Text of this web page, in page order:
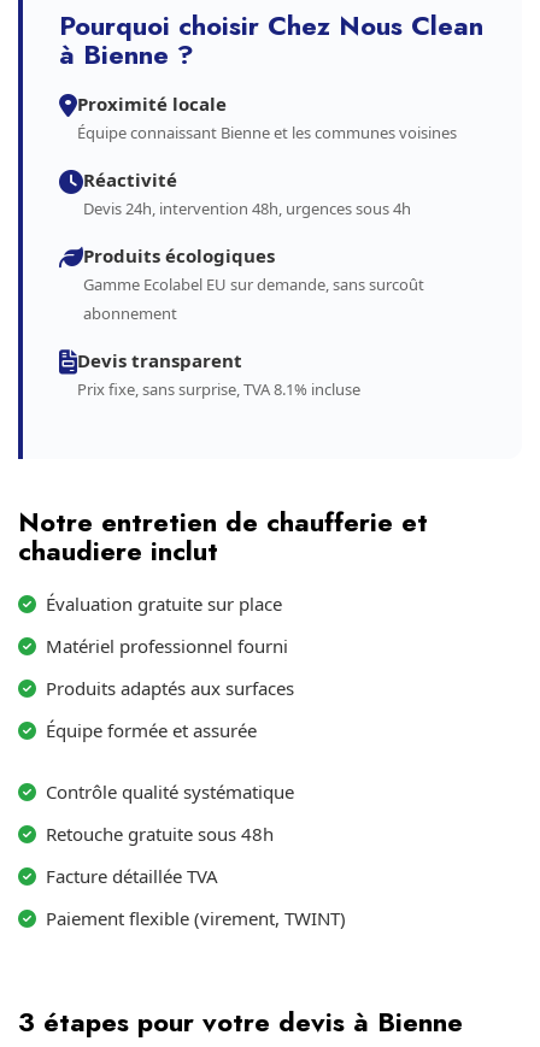
Pourquoi choisir Chez Nous Clean
à Bienne ?
Proximité locale
Équipe connaissant Bienne et les communes voisines
Réactivité
Devis 24h, intervention 48h, urgences sous 4h
Produits écologiques
Gamme Ecolabel EU sur demande, sans surcoût
abonnement
Devis transparent
Prix fixe, sans surprise, TVA 8.1% incluse
Notre entretien de chaufferie et
chaudiere inclut
Évaluation gratuite sur place
Matériel professionnel fourni
Produits adaptés aux surfaces
Équipe formée et assurée
Contrôle qualité systématique
Retouche gratuite sous 48h
Facture détaillée TVA
Paiement flexible (virement, TWINT)
3 étapes pour votre devis à Bienne